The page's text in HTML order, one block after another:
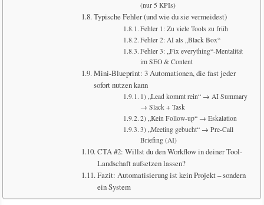
(nur 5 KPIs)
Typische Fehler (und wie du sie vermeidest)
Fehler 1: Zu viele Tools zu früh
Fehler 2: AI als „Black Box“
Fehler 3: „Fix everything“-Mentalität
im SEO & Content
Mini-Blueprint: 3 Automationen, die fast jeder
sofort nutzen kann
1) „Lead kommt rein“ → AI Summary
→ Slack + Task
2) „Kein Follow-up“ → Eskalation
3) „Meeting gebucht“ → Pre-Call
Briefing (AI)
CTA #2: Willst du den Workflow in deiner Tool-
Landschaft aufsetzen lassen?
Fazit: Automatisierung ist kein Projekt – sondern
ein System